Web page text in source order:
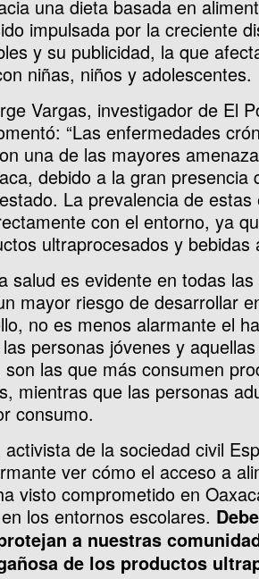
una dieta basada en
impulsada por la creciente
y su publicidad, la que
niñas, niños y adolescentes.
Vargas, investigador de El
“Las enfermedades
una de las mayores
debido a la gran presencia
La prevalencia de
con el entorno, ya
ultraprocesados y bebidas
salud es evidente en todas
mayor riesgo de desarrollar
no es menos alarmante el
personas jóvenes y
las que más consumen
mientras que las personas
consumo.
de la sociedad civil
ver cómo el acceso a
visto comprometido en
los entornos escolares.
a nuestras
de los productos